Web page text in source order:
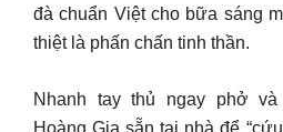
đà chuẩn Việt cho bữa sáng
thiệt là phấn chấn tinh thần.
Nhanh tay thủ ngay phở
Hoàng Gia sẵn tại nhà để